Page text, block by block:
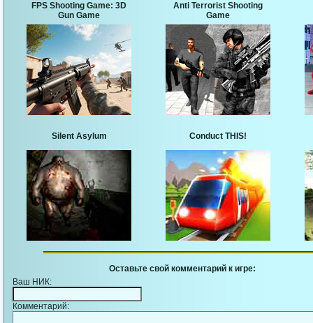
FPS Shooting Game: 3D
Gun Game
Anti Terrorist Shooting
Game
Silent Asylum Conduct THIS!
Оставьте свой комментарий к игре:
Ваш НИК:
Комментарий: